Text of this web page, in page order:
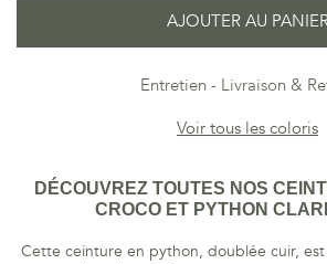
AJOUTER AU
Entretien
Livraison &
Voir tous les coloris
DÉCOUVREZ TOUTES NOS
CROCO ET PYTHON
Cette ceinture en python, doublée cuir,